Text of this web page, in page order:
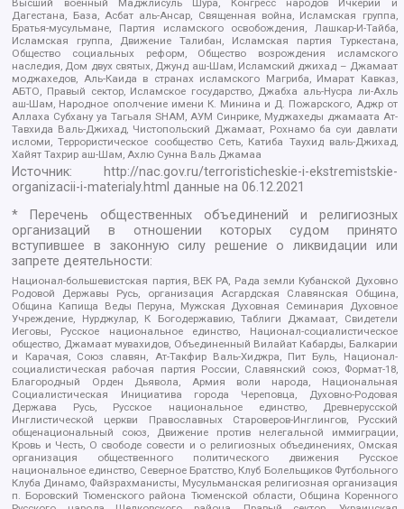
Дагестана, База, Асбат аль-Ансар, Священная война, Исламская группа,
Братья-мусульмане, Партия исламского освобождения, Лашкар-И-Тайба,
Исламская группа, Движение Талибан, Исламская партия Туркестана,
Общество социальных реформ, Общество возрождения исламского
наследия, Дом двух святых, Джунд аш-Шам, Исламский джихад – Джамаат
моджахедов, Аль-Каида в странах исламского Магриба, Имарат Кавказ,
АБТО, Правый сектор, Исламское государство, Джабха аль-Нусра ли-Ахль
аш-Шам, Народное ополчение имени К. Минина и Д. Пожарского, Аджр от
Аллаха Субхану уа Тагьаля SHAM, АУМ Синрике, Муджахеды джамаата Ат-
Тавхида Валь-Джихад, Чистопольский Джамаат, Рохнамо ба суи давлати
исломи, Террористическое сообщество Сеть, Катиба Таухид валь-Джихад,
Хайят Тахрир аш-Шам, Ахлю Сунна Валь Джамаа
Источник:
http://nac.gov.ru/terroristicheskie-i-ekstremistskie-
organizacii-i-materialy.html данные на06.12.2021
* Перечень общественных объединений и религиозных
организаций в отношении которых судом принято
вступившее в законную силу решение о ликвидации или
запрете деятельности:
Национал-большевистская партия, ВЕК РА, Рада земли Кубанской Духовно
Родовой Державы Русь, организация Асгардская Славянская Община,
Община Капища Веды Перуна, Мужская Духовная Семинария Духовное
Учреждение, Нурджулар, К Богодержавию, Таблиги Джамаат, Свидетели
Иеговы, Русское национальное единство, Национал-социалистическое
общество, Джамаат мувахидов, Объединенный Вилайат Кабарды, Балкарии
и Карачая, Союз славян, Ат-Такфир Валь-Хиджра, Пит Буль, Национал-
социалистическая рабочая партия России, Славянский союз, Формат-18,
Благородный Орден Дьявола, Армия воли народа, Национальная
Социалистическая Инициатива города Череповца, Духовно-Родовая
Держава Русь, Русское национальное единство, Древнерусской
Инглистической церкви Православных Староверов-Инглингов, Русский
общенациональный союз, Движение против нелегальной иммиграции,
Кровь и Честь, О свободе совести и о религиозных объединениях, Омская
организация общественного политического движения Русское
национальное единство, Северное Братство, Клуб Болельщиков Футбольного
Клуба Динамо, Файзрахманисты, Мусульманская религиозная организация
п. Боровский Тюменского района Тюменской области, Община Коренного